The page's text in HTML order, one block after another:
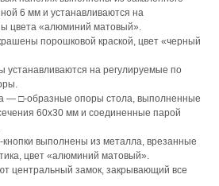
6 мм и устанавливаются на
цвета «алюминий матовый».
порошковой краской, цвет «черный
устанавливаются на регулируемые по
— □-образные опоры стола, выполненные
60х30 мм и соединенные парой
выполнены из металла, врезанные
цвет «алюминий матовый».
центральный замок, закрывающий все